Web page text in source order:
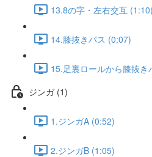
13.8の字・左右交互 (1:10)
14.膝抜きパス (0:07)
15.足裏ロールから膝抜き
ジンガ (1)
1.ジンガA (0:52)
2.ジンガB (1:05)